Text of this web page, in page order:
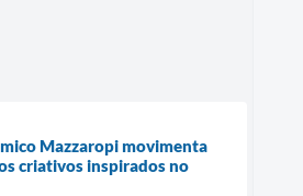
Mazzaropi movimenta
criativos inspirados no